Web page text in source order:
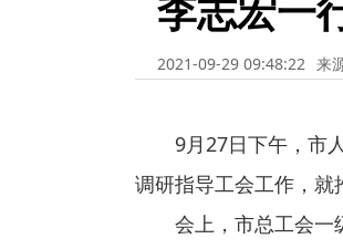
2021-09-29 09:48:22 来
9月27日下午，市
调研指导工会工作，就
会上，市总工会一